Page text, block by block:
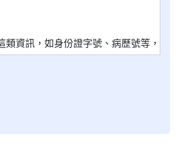
資訊，如身份證字號、病歷號等，
網站內容與系統改進、效果評估之
規劃及評估之依據。